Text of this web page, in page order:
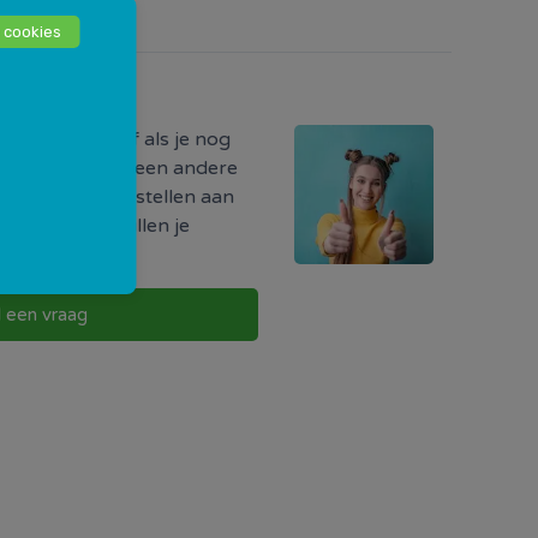
hebt of als je nog
iets, of als je een andere
vraag direct stellen aan
buurt. Zij zullen je
een vraag